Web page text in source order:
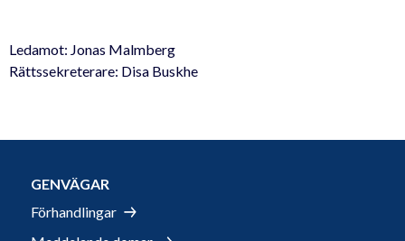
Ledamot: Jonas Malmberg
Rättssekreterare: Disa Buskhe
GENVÄGAR
Förhandlingar